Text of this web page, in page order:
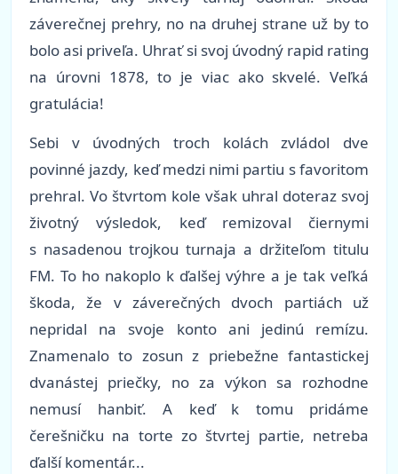
záverečnej prehry, no na druhej strane už by to
bolo asi priveľa. Uhrať si svoj úvodný rapid rating
na úrovni 1878, to je viac ako skvelé. Veľká
gratulácia!
Sebi v úvodných troch kolách zvládol dve
povinné jazdy, keď medzi nimi partiu s favoritom
prehral. Vo štvrtom kole však uhral doteraz svoj
životný výsledok, keď remizoval čiernymi
s nasadenou trojkou turnaja a držiteľom titulu
FM. To ho nakoplo k ďalšej výhre a je tak veľká
škoda, že v záverečných dvoch partiách už
nepridal na svoje konto ani jedinú remízu.
Znamenalo to zosun z priebežne fantastickej
dvanástej priečky, no za výkon sa rozhodne
nemusí hanbiť. A keď k tomu pridáme
čerešničku na torte zo štvrtej partie, netreba
ďalší komentár...